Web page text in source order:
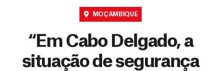
MOÇAMBIQUE
“Em Cabo Delgado, a
situação de segurança